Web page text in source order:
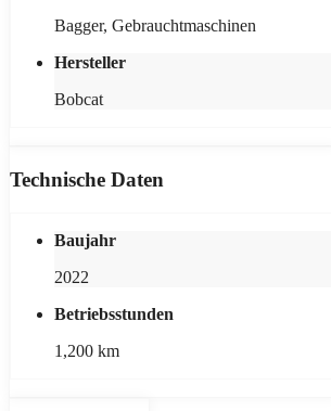
Bagger, Gebrauchtmaschinen
Hersteller
Bobcat
Technische Daten
Baujahr
2022
Betriebsstunden
1,200 km